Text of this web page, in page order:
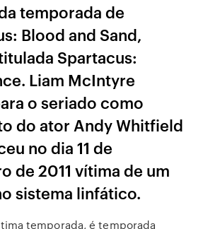
temporada de
Blood and Sand,
Spartacus:
Liam McIntyre
o seriado como
do ator Andy Whitfield
no dia 11 de
de 2011 vítima de um
sistema linfático.
temporada, é temporada